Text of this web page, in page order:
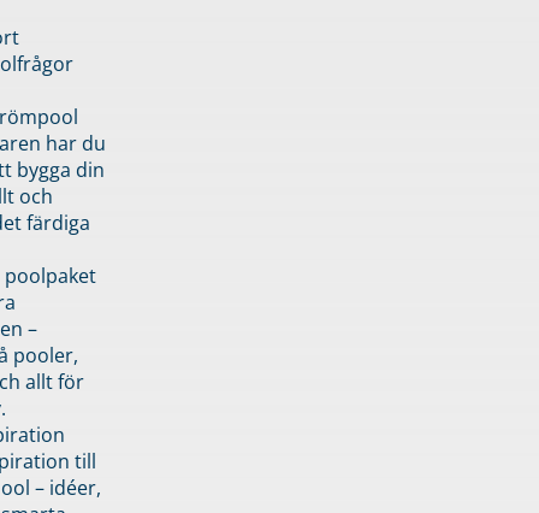
har du
bygga din
och
färdiga
–
pooler,
allt för
till
– idéer,